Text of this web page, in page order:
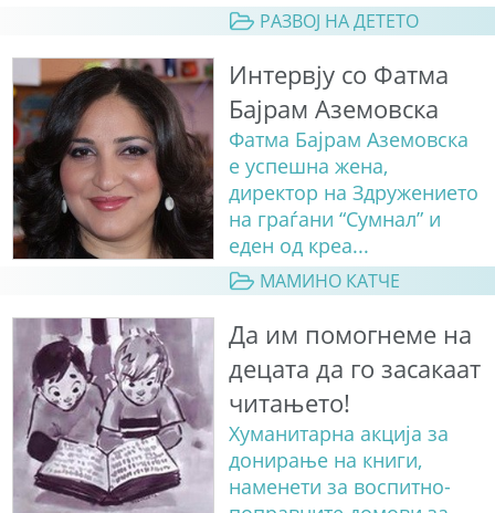
РАЗВОЈ НА ДЕТЕТО
Интервју со Фатма
Бајрам Аземовска
Фатма Бајрам Аземовска
е успешна жена,
директор на Здружението
на граѓани “Сумнал” и
еден од креа...
МАМИНО КАТЧЕ
Да им помогнеме на
децата да го засакаат
читањето!
Хуманитарна акција за
донирање на книги,
наменети за воспитно-